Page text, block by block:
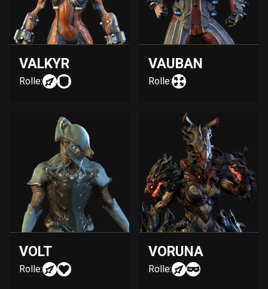
VALKYR
Rolle:
VAUBAN
Rolle:
VOLT
Rolle:
VORUNA
Rolle: